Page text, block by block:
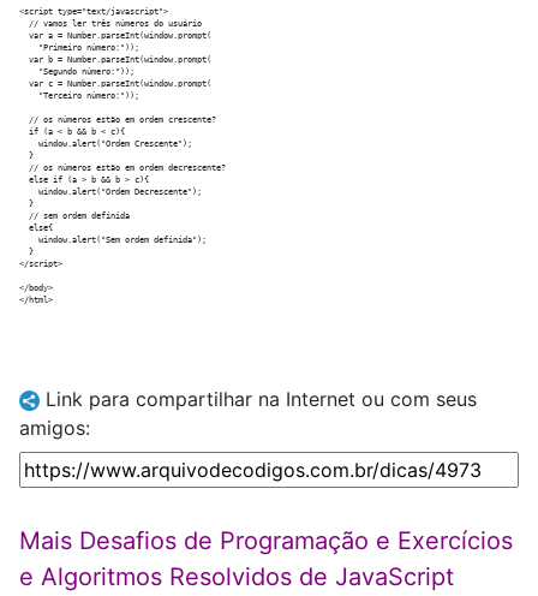
<script type="text/javascript">
  // vamos ler três números do usuário
  var a = Number.parseInt(window.prompt(
    "Primeiro número:"));
  var b = Number.parseInt(window.prompt(
    "Segundo número:"));
  var c = Number.parseInt(window.prompt(
    "Terceiro número:"));
  // os números estão em ordem crescente?
  if (a < b && b < c){
    window.alert("Ordem Crescente");
  }
  // os números estão em ordem decrescente?
  else if (a > b && b > c){
    window.alert("Ordem Decrescente");
  }
  // sem ordem definida
  else{
    window.alert("Sem ordem definida");
  }
</script>
</body>
Link para compartilhar na Internet ou com seus
amigos:
Mais Desafios de Programação e Exercícios
e Algoritmos Resolvidos de JavaScript